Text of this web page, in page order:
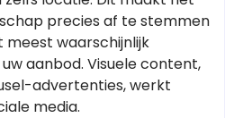
precies af te stemmen
meest waarschijnlijk
aanbod. Visuele content,
advertenties, werkt
media.